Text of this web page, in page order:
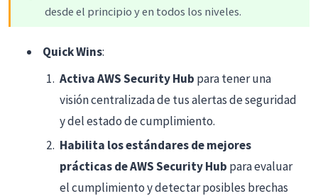
desde el principio y en todos los niveles.
Quick Wins:
Activa AWS Security Hub para tener una
visión centralizada de tus alertas de seguridad
y del estado de cumplimiento.
Habilita los estándares de mejores
prácticas de AWS Security Hub para evaluar
el cumplimiento y detectar posibles brechas